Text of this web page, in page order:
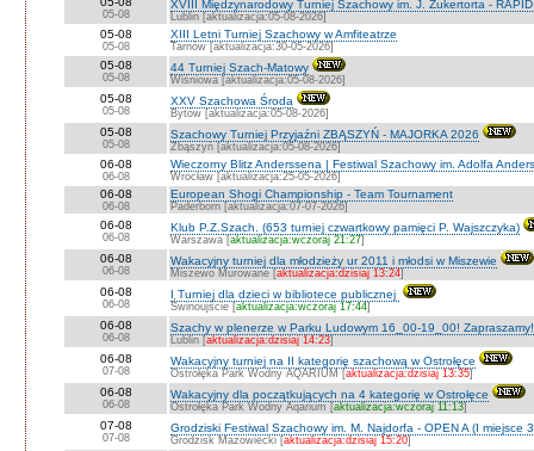
05-08
XVIII Międzynarodowy Turniej Szachowy im. J. Zukertorta -
Lublin [aktualizacja:05-08-2026]
05-08
05-08
XIII Letni Turniej Szachowy w Amfiteatrze
Tarnów [aktualizacja:30-05-2026]
05-08
05-08
44 Turniej Szach-Matowy
Wiśniowa [aktualizacja:05-08-2026]
05-08
05-08
XXV Szachowa Środa
Bytów [aktualizacja:05-08-2026]
05-08
05-08
Szachowy Turniej Przyjaźni ZBĄSZYŃ - MAJORKA 2026
Zbąszyń [aktualizacja:05-08-2026]
06-08
06-08
Wieczorny Blitz Anderssena | Festiwal Szachowy im. Adolfa
Wrocław [aktualizacja:25-05-2026]
06-08
06-08
European Shogi Championship - Team Tournament
Paderborn [aktualizacja:07-07-2026]
06-08
06-08
Klub P.Z.Szach. (653 turniej czwartkowy pamięci P. Wajszczyka)
Warszawa [aktualizacja:wczoraj 21:27]
06-08
06-08
Wakacyjny turniej dla młodzieży ur 2011 i młodsi w Miszewie
Miszewo Murowane [aktualizacja:dzisiaj 13:24]
06-08
06-08
I Turniej dla dzieci w bibliotece publicznej
Świnoujście [aktualizacja:wczoraj 17:44]
06-08
06-08
Szachy w plenerze w Parku Ludowym 16_00-19_00! Zapraszamy!
Lublin [aktualizacja:dzisiaj 14:23]
06-08
07-08
Wakacyjny turniej na II kategorię szachową w Ostrołęce
Ostrołęka Park Wodny AQARIUM [aktualizacja:dzisiaj 13:35]
06-08
06-08
Wakacyjny dla początkujących na 4 kategorię w Ostrołęce
Ostrołęka Park Wodny Aqarium [aktualizacja:wczoraj 11:13]
07-08
07-08
Grodziski Festiwal Szachowy im. M. Najdorfa - OPEN A (I miejsce
Grodzisk Mazowiecki [aktualizacja:dzisiaj 15:20]